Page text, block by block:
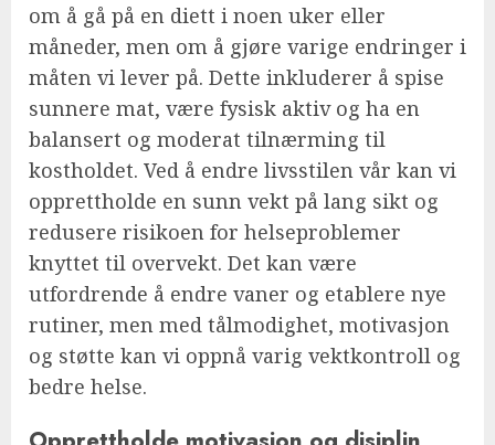
om å gå på en diett i noen uker eller
måneder, men om å gjøre varige endringer i
måten vi lever på. Dette inkluderer å spise
sunnere mat, være fysisk aktiv og ha en
balansert og moderat tilnærming til
kostholdet. Ved å endre livsstilen vår kan vi
opprettholde en sunn vekt på lang sikt og
redusere risikoen for helseproblemer
knyttet til overvekt. Det kan være
utfordrende å endre vaner og etablere nye
rutiner, men med tålmodighet, motivasjon
og støtte kan vi oppnå varig vektkontroll og
bedre helse.